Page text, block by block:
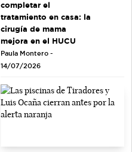
completar el
tratamiento en casa: la
cirugía de mama
mejora en el HUCU
Paula Montero -
14/07/2026